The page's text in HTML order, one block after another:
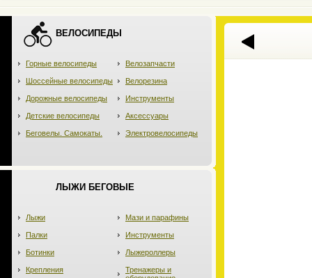
ВЕЛОСИПЕДЫ
Горные велосипеды
Шоссейные велосипеды
Дорожные велосипеды
Детские велосипеды
Беговелы. Самокаты.
Велозапчасти
Велорезина
Инструменты
Аксессуары
Электровелосипеды
ЛЫЖИ БЕГОВЫЕ
Лыжи
Палки
Ботинки
Крепления
Мази и парафины
Инструменты
Лыжероллеры
Тренажеры и